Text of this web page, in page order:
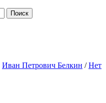
Иван Петрович Белкин /Нет